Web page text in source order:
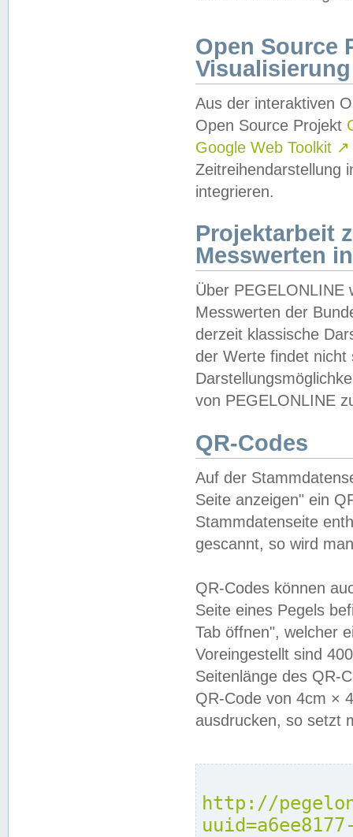
Open Source
Visualisierung
Aus der interaktiven
Open Source Projekt
Google Web Toolkit ↗
Zeitreihendarstellung
integrieren.
Projektarbeit
Messwerten
Über PEGELONLINE
Messwerten der
derzeit klassische
der Werte findet
von PEGELONLINE
QR-Codes
Auf der
Seite anzeigen" ein
Stammdatenseite
gescannt, so wird
QR-Codes können
Seite eines Pegels
Tab öffnen", welcher
Voreingestellt sind
Seitenlänge des QR-
QR-Code von 4cm ×
ausdrucken, so setzt
http://